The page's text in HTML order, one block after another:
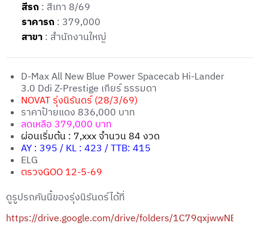
สีรถ : สีเทา 8/69
ราคารถ : 379,000
สาขา : สำนักงานใหญ่
D-Max All New Blue Power Spacecab Hi-Lander
3.0 Ddi Z-Prestige เกียร์ ธรรมดา
NOVAT รุ่งนิรันดร์ (28/3/69)
ราคาป้ายแดง 836,000 บาท
ลดเหลือ 379,000 บาท
ผ่อนเริ่มต้น : 7,xxx จำนวน 84 งวด
AY : 395 / KL : 423 / TTB: 415
ELG
ตรวจGOO 12-5-69
ดูรูปรถคันนี้ของรุ่งนิรันดร์ได้ที่
https://drive.google.com/drive/folders/